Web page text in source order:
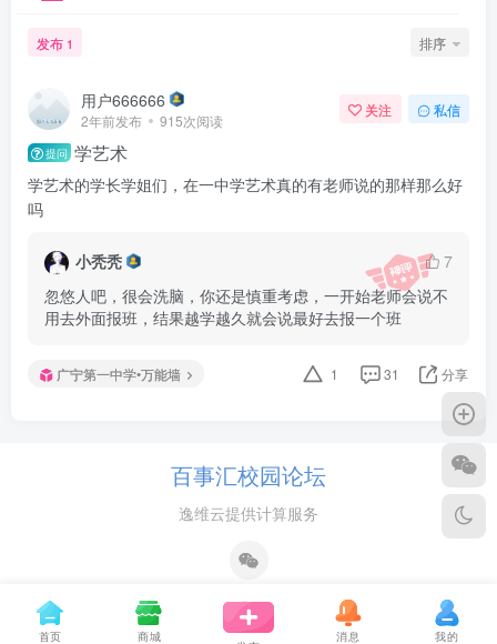
发布 1 排序
用户666666
2年前发布 915次阅读
关注 私信
提问 学艺术
学艺术的学长学姐们，在一中学艺术真的有老师说的那样那么好
吗
小秃秃
7
忽悠人吧，很会洗脑，你还是慎重考虑，一开始老师会说不
用去外面报班，结果越学越久就会说最好去报一个班
广宁第一中学•万能墙 1 31 分享
百事汇校园论坛
逸维云提供计算服务
首页 商城 消息 我的